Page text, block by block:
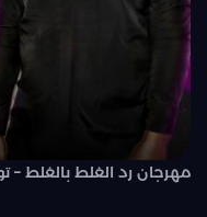
مهرجان رد الغلط بالغلط –